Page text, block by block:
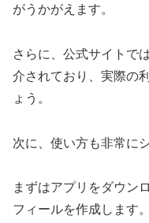
がうかがえます。
さらに、公式サイトで
介されており、実際の
ょう。
次に、使い方も非常に
まずはアプリをダウン
フィールを作成します。